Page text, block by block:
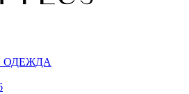
ОДЕЖДА